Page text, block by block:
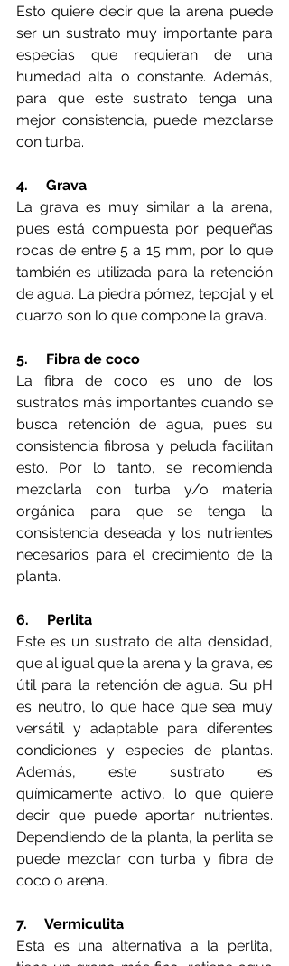
Esto quiere decir que la arena puede
ser un sustrato muy importante para
especias que requieran de una
humedad alta o constante. Además,
para que este sustrato tenga una
mejor consistencia, puede mezclarse
con turba.
4.     Grava
La grava es muy similar a la arena,
pues está compuesta por pequeñas
rocas de entre 5 a 15 mm, por lo que
también es utilizada para la retención
de agua. La piedra pómez, tepojal y el
cuarzo son lo que compone la grava.
5.     Fibra de coco
La fibra de coco es uno de los
sustratos más importantes cuando se
busca retención de agua, pues su
consistencia fibrosa y peluda facilitan
esto. Por lo tanto, se recomienda
mezclarla con turba y/o materia
orgánica para que se tenga la
consistencia deseada y los nutrientes
necesarios para el crecimiento de la
planta.
6.     Perlita
Este es un sustrato de alta densidad,
que al igual que la arena y la grava, es
útil para la retención de agua. Su pH
es neutro, lo que hace que sea muy
versátil y adaptable para diferentes
condiciones y especies de plantas.
Además, este sustrato es
químicamente activo, lo que quiere
decir que puede aportar nutrientes.
Dependiendo de la planta, la perlita se
puede mezclar con turba y fibra de
coco o arena.
7.     Vermiculita
Esta es una alternativa a la perlita,